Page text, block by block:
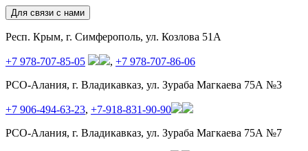
Для связи с нами
Респ. Крым, г. Симферополь, ул. Козлова 51А
+7 978-707-85-05 , +7 978-707-86-06
РСО-Алания, г. Владикавказ, ул. Зураба Магкаева 75А №3
+7 906-494-63-23, +7-918-831-90-90
РСО-Алания, г. Владикавказ, ул. Зураба Магкаева 75А №7